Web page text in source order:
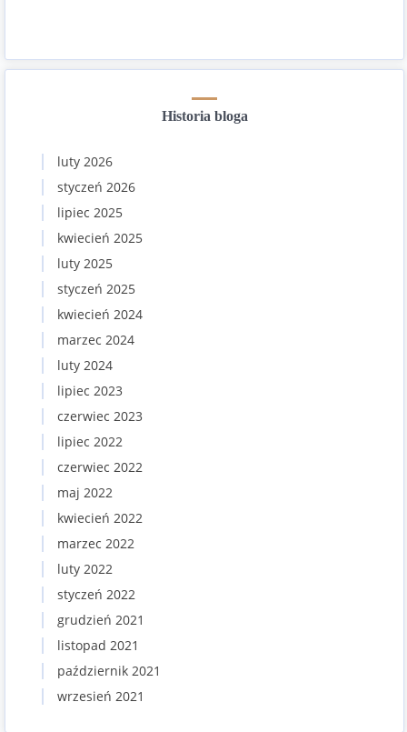
Historia bloga
luty 2026
styczeń 2026
lipiec 2025
kwiecień 2025
luty 2025
styczeń 2025
kwiecień 2024
marzec 2024
luty 2024
lipiec 2023
czerwiec 2023
lipiec 2022
czerwiec 2022
maj 2022
kwiecień 2022
marzec 2022
luty 2022
styczeń 2022
grudzień 2021
listopad 2021
październik 2021
wrzesień 2021